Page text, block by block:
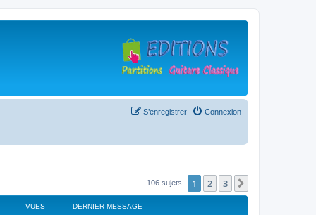
Connexion
S’enregistrer
106 sujets 1 2 3
VUES DERNIER MESSAGE